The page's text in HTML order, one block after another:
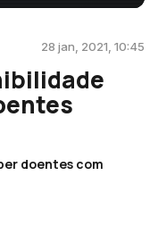
28 jan, 2021, 10:45
doentes com